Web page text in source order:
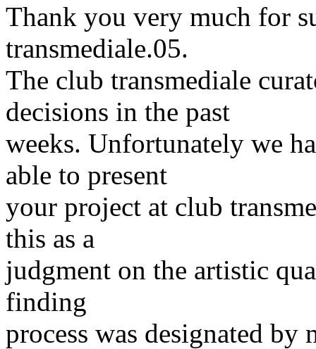
Thank you very much for
transmediale.05.
The club transmediale
decisions in the past
weeks. Unfortunately we
able to present
your project at club
this as a
judgment on the artistic
finding
process was designated by